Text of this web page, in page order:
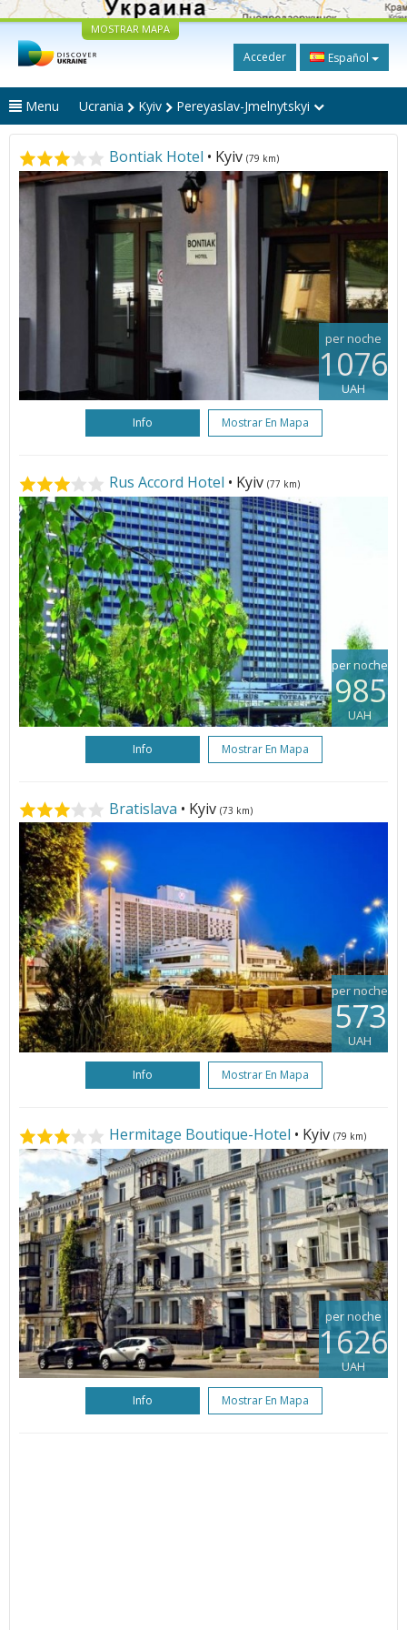
MOSTRAR MAPA
Acceder Español
Menu Ucrania Kyiv Pereyaslav-Jmelnytskyi
Bontiak Hotel • Kyiv (79 km)
per noche
1076
UAH
Info Mostrar En Mapa
Rus Accord Hotel • Kyiv (77 km)
per noche
985
UAH
Info Mostrar En Mapa
Bratislava • Kyiv (73 km)
per noche
573
UAH
Info Mostrar En Mapa
Hermitage Boutique-Hotel • Kyiv (79 km)
per noche
1626
UAH
Info Mostrar En Mapa